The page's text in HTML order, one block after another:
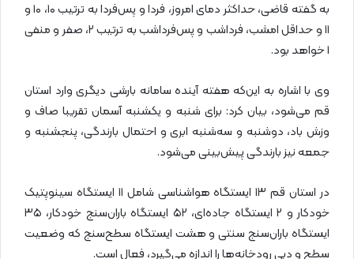
به گفته قاضی، حداکثر دمای امروز، فردا و پس‌فردا به ترتیب ۱۰، ۱۰ و
۱۱ و حداقل امشب، فرداشب و پس‌فرداشب به ترتیب ۲، صفر و منفی
۱ خواهد بود.
وی با اشاره به این‌که هفته آینده سامانه بارشی دیگری وارد استان
قم می‌شود، بیان کرد: برای شنبه و یکشنبه آسمان تقریبا صاف و
وزش باد، دوشنبه و سه‌شنبه ابری و احتمال بارندگی، پنجشنبه و
جمعه نیز بارندگی پیش‌بینی می‌شود.
در استان قم ۱۳ ایستگاه هواشناسی شامل ۱۱ ایستگاه سینوپتیک
خودکار و ۲ ایستگاه جاده‌ای، ۵۲ ایستگاه باران‌سنج خودکار، ۳۵
ایستگاه باران‌سنج سنتی و هشت ایستگاه سطح‌سنج که وضعیت
سطح و دبی رودخانه‌ها را اندازه می‌گیرد، فعال است.